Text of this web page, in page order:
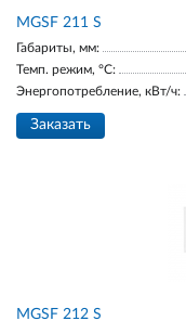
МGSF 211 S
Габариты, мм:
Темп. режим, °С:
Энергопотребление, кВт/ч:
Заказать
МGSF 212 S